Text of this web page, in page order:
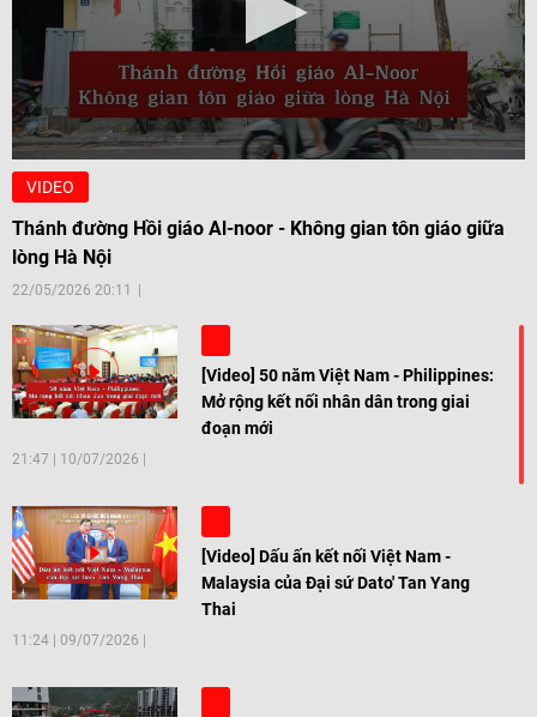
VIDEO
Thánh đường Hồi giáo Al-noor - Không gian tôn giáo giữa
lòng Hà Nội
22/05/2026 20:11
[Video] 50 năm Việt Nam - Philippines:
Mở rộng kết nối nhân dân trong giai
đoạn mới
21:47 10/07/2026
[Video] Dấu ấn kết nối Việt Nam -
Malaysia của Đại sứ Dato' Tan Yang
Thai
11:24 09/07/2026